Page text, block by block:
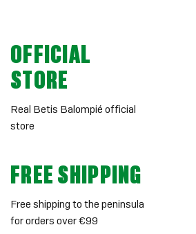
OFFICIAL
STORE
Real Betis Balompié official
store
FREE SHIPPING
Free shipping to the peninsula
for orders over €99